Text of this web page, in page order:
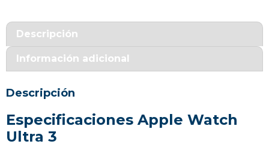
cantidad
Descripción
Información adicional
Descripción
Especificaciones Apple Watch
Ultra 3